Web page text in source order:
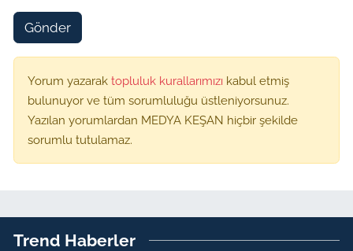
Gönder
Yorum yazarak topluluk kurallarımızı kabul etmiş
bulunuyor ve tüm sorumluluğu üstleniyorsunuz.
Yazılan yorumlardan MEDYA KEŞAN hiçbir şekilde
sorumlu tutulamaz.
Trend Haberler